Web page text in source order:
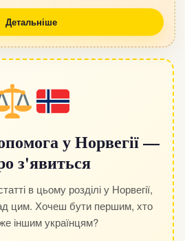
Детальніше
у Норвегії —
з'явиться
в цьому розділі у Норвегії,
цим. Хочеш бути першим, хто
іншим українцям?